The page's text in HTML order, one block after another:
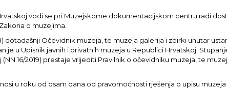
vodi se pri Muzejskome dokumentacijskom centru radi
o muzejima.
dotadašnji Očevidnik muzeja, te muzeja galerija i zbirki unutar
je u Upisnik javnih i privatnih muzeja u Republici Hrvatskoj.
16/2019) prestaje vrijediti Pravilnik o očevidniku muzeja, te
u roku od osam dana od pravomoćnosti rješenja o upisu